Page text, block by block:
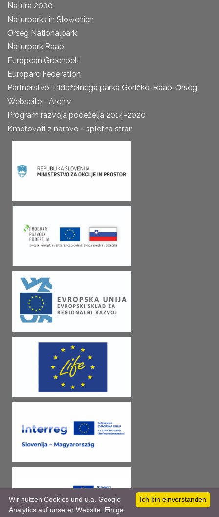
Natura 2000
Naturparks in Slowenien
Őrseg Nationalpark
Naturpark Raab
European Greenbelt
Europarc Federation
Partnerstvo Trideželnega parka Goričko-Raab-Őrség
Webseite - Archiv
Program razvoja podeželja 2014-2020
Kmetovati z naravo - spletna stran
Ich bin einverstanden
Wir nutzen Cookies und u.a. Google
Analytics auf unserer Website. Einige